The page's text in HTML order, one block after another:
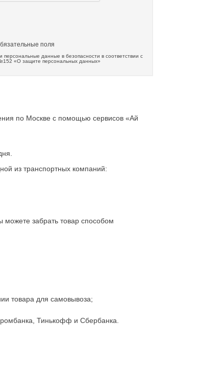
поля
персональные данные в безопасности в соответствии с
«О защите персональных данных»
по Москве с помощью сервисов «Ай
из транспортных компаний:
можете забрать товар способом
товара для самовывоза;
Тинькофф и Сбербанка.